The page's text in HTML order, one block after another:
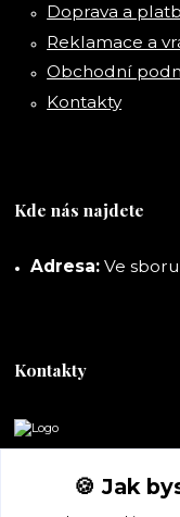
Doprava a
Reklamace a
Obchodní
Kontakty
Kde nás najdete
Adresa: Ve sboru
Kontakty
+420 777 247 722
🍪 Jak